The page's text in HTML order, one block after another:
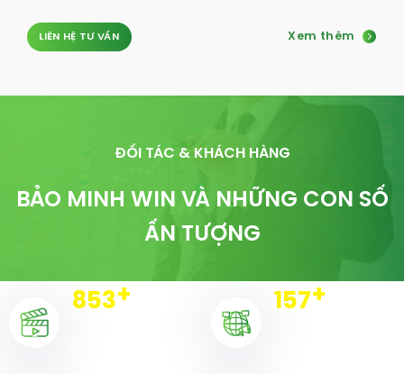
LIÊN HỆ TƯ VẤN Xem thêm
ĐỐI TÁC & KHÁCH HÀNG
BẢO MINH WIN VÀ NHỮNG CON SỐ
ẤN TƯỢNG
856+ 158+